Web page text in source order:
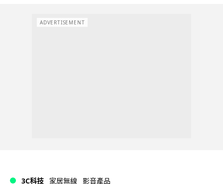
ADVERTISEMENT
3C科技 家居無線 影音產品